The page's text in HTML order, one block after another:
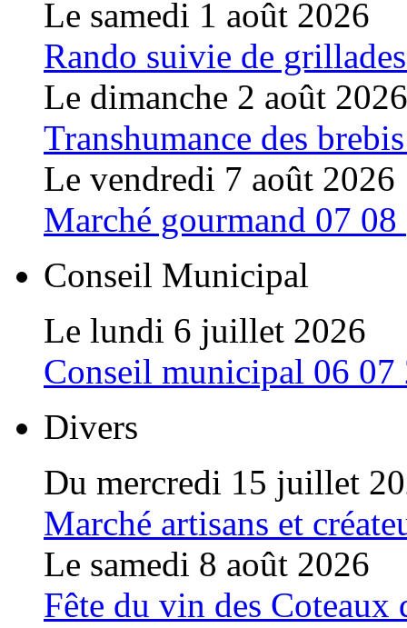
Le samedi 1 août 2026
Rando suivie de grillades
Le dimanche 2 août 2026
Transhumance des brebis
Le vendredi 7 août 2026
Marché gourmand 07 08
Conseil Municipal
Le lundi 6 juillet 2026
Conseil municipal 06 07
Divers
Du mercredi 15 juillet
Marché artisans et
Le samedi 8 août 2026
Fête du vin des Coteaux